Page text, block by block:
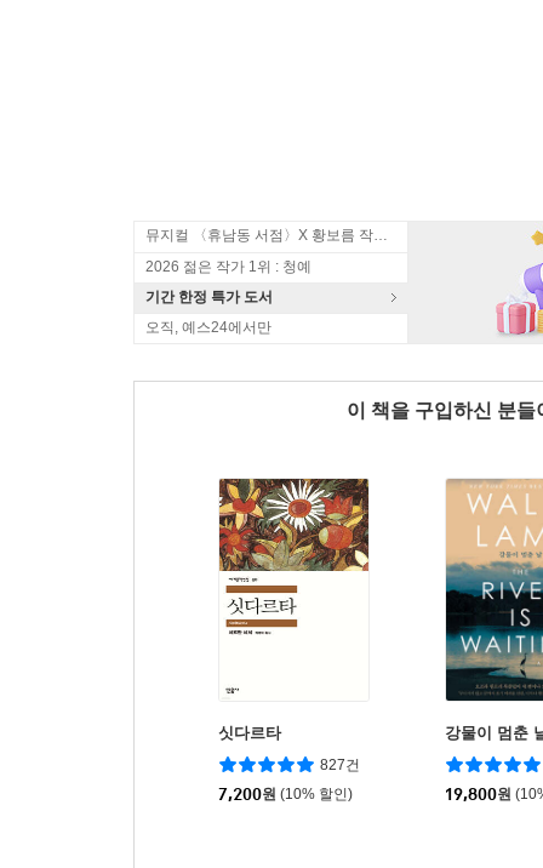
뮤지컬 〈휴남동 서점〉X 황보름 작가 북토크
2026 젊은 작가 1위 : 청예
기간 한정 특가 도서
오직, 예스24에서만
이 책을 구입하신 분
싯다르타
827건
7,200원 (10% 할인)
강물이 멈춘
19,800원